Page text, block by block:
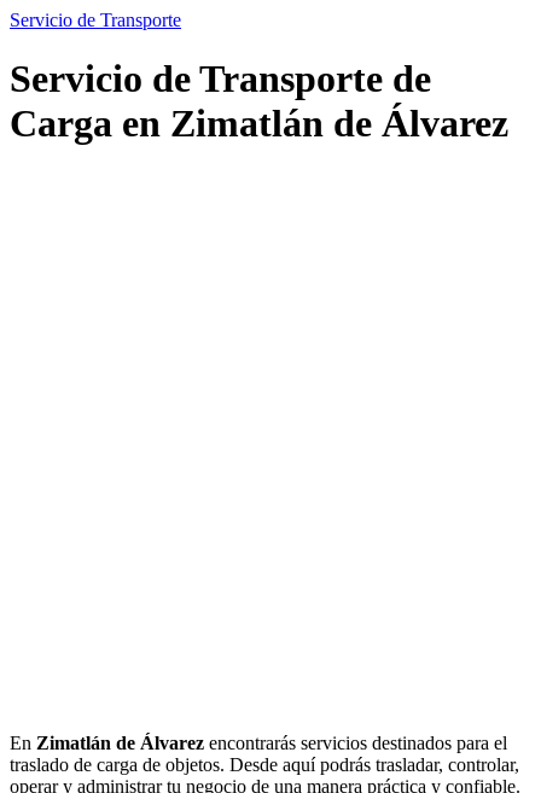
Servicio de Transporte
Servicio de Transporte de
Carga en Zimatlán de Álvarez
En Zimatlán de Álvarez encontrarás servicios destinados para el
traslado de carga de objetos. Desde aquí podrás trasladar, controlar,
operar y administrar tu negocio de una manera práctica y confiable.